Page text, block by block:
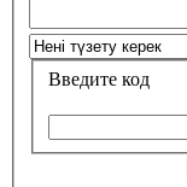
Введите код